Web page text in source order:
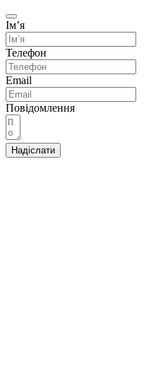
Імʼя
Телефон
Email
Повідомлення
Надіслати